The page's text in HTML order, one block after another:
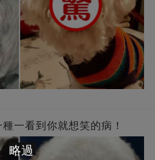
一看到你就想笑的病！
略過